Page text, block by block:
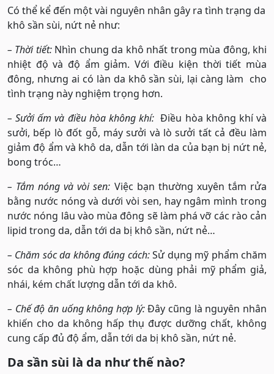
Có thể kể đến một vài nguyên nhân gây ra tình trạng da
khô sần sùi, nứt nẻ như:
– Thời tiết: Nhìn chung da khô nhất trong mùa đông, khi
nhiệt độ và độ ẩm giảm. Với điều kiện thời tiết mùa
đông, nhưng ai có làn da khô sần sùi, lại càng làm cho
tình trạng này nghiệm trọng hơn.
– Sưởi ấm và điều hòa không khí: Điều hòa không khí và
sưởi, bếp lò đốt gỗ, máy sưởi và lò sưởi tất cả đều làm
giảm độ ẩm và khô da, dẫn tới làn da của bạn bị nứt nẻ,
bong tróc…
– Tắm nóng và vòi sen: Việc bạn thường xuyên tắm rửa
bằng nước nóng và dưới vòi sen, hay ngâm mình trong
nước nóng lâu vào mùa đông sẽ làm phá vỡ các rào cản
lipid trong da, dẫn tới da bị khô sần, nứt nẻ…
– Chăm sóc da không đúng cách:Sử dụng mỹ phẩm chăm
sóc da không phù hợp hoặc dùng phải mỹ phẩm giả,
nhái, kém chất lượng dẫn tới da khô.
– Chế độ ăn uống không hợp lý:Đây cũng là nguyên nhân
khiến cho da không hấp thụ được dưỡng chất, không
cung cấp đủ độ ẩm, dẫn tới da bị khô sần, nứt nẻ.
Da sần sùi là da như thế nào?